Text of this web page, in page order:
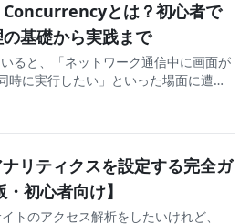
Concurrencyとは？初心者で
基礎から実践まで
ると、「ネットワーク通信中に画面が
時に実行したい」といった場面に遭遇
活躍するのがSwift Concurrencyです。
リティクスを設定する完全ガ
初心者向け】
トのアクセス解析をしたいけれど、